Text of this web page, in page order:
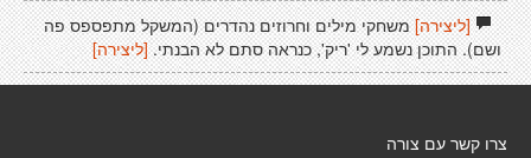
[ליצירה]משחקי מילים וחרוזים נהדרים (המשקל מתפספס פה
ושם). התוכן נשמע לי 'ריק', כנראה סתם לא הבנתי. [ליצירה]
צרו קשר עם צורה